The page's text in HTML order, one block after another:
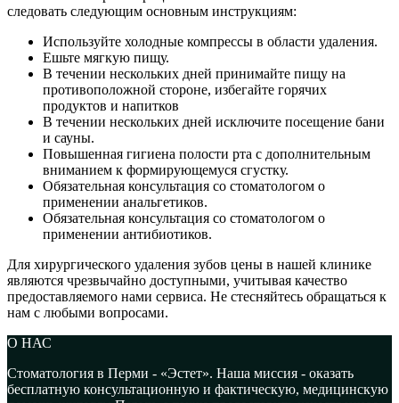
следовать следующим основным инструкциям:
Используйте холодные компрессы в области удаления.
Ешьте мягкую пищу.
В течении нескольких дней принимайте пищу на
противоположной стороне, избегайте горячих
продуктов и напитков
В течении нескольких дней исключите посещение бани
и сауны.
Повышенная гигиена полости рта с дополнительным
вниманием к формирующемуся сгустку.
Обязательная консультация со стоматологом о
применении анальгетиков.
Обязательная консультация со стоматологом о
применении антибиотиков.
Для хирургического удаления зубов цены в нашей клинике
являются чрезвычайно доступными, учитывая качество
предоставляемого нами сервиса. Не стесняйтесь обращаться к
нам с любыми вопросами.
О НАС
Стоматология в Перми - «Эстет». Наша миссия - оказать
бесплатную консультационную и фактическую, медицинскую